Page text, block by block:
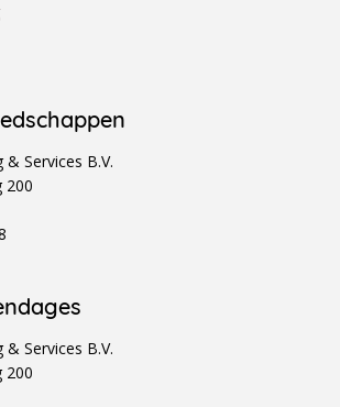
& Services B.V.
200
& Services B.V.
200